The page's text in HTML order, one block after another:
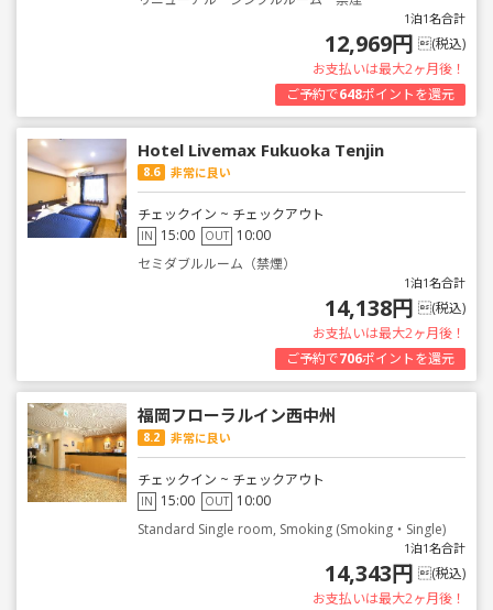
1泊1名合計
12,969円 (税込)
お支払いは最大2ヶ月後！
ご予約で648ポイントを還元
Hotel Livemax Fukuoka Tenjin
8.6 非常に良い
チェックイン ~ チェックアウト
IN 15:00 OUT 10:00
セミダブルルーム（禁煙）
1泊1名合計
14,138円 (税込)
お支払いは最大2ヶ月後！
ご予約で706ポイントを還元
福岡フローラルイン西中州
8.2 非常に良い
チェックイン ~ チェックアウト
IN 15:00 OUT 10:00
Standard Single room, Smoking (Smoking・Single)
1泊1名合計
14,343円 (税込)
お支払いは最大2ヶ月後！